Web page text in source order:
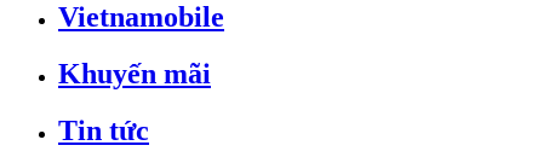
Vietnamobile
Khuyến mãi
Tin tức